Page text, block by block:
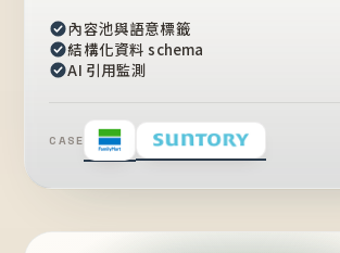
內容池與語意標籤
結構化資料 schema
AI 引用監測
CASE